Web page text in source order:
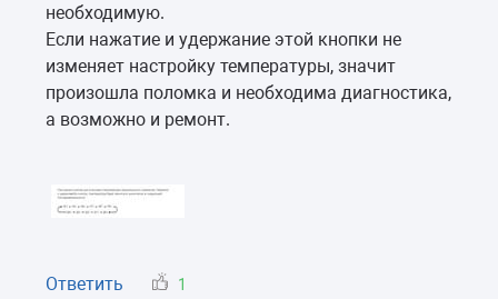
необходимую.
Если нажатие и удержание этой кнопки не
изменяет настройку температуры, значит
произошла поломка и необходима диагностика,
а возможно и ремонт.
Ответить 1